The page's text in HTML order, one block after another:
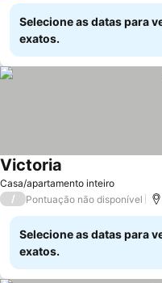
Selecione as datas para
exatos.
Casa/apartamento inteiro
Victoria
/ Pontuação não disponível
Selecione as datas para
exatos.